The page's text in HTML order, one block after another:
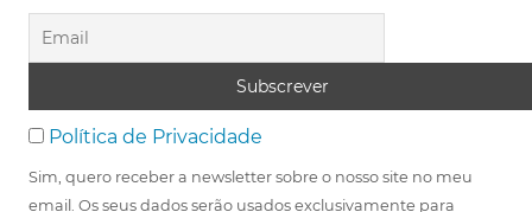
Política de Privacidade
Sim, quero receber a newsletter sobre o nosso site no meu
email. Os seus dados serão usados exclusivamente para